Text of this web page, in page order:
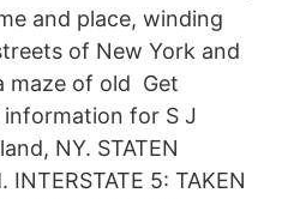
and place, winding
of New York and
maze of old Get
for S J
NY. STATEN
INTERSTATE 5: TAKEN